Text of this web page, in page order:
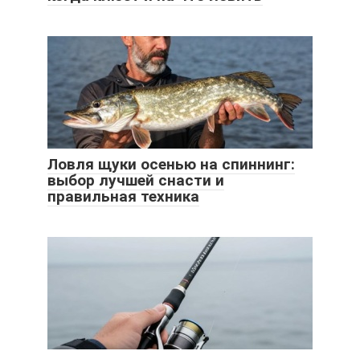
Ловля щуки осенью на спиннинг:
выбор лучшей снасти и
правильная техника